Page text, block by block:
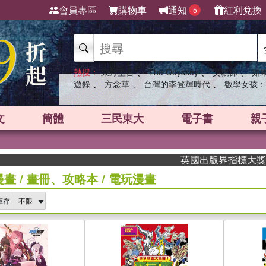
會員專區 購物車 通知 5 紅利兌換
熱搜： 東野圭吾 、 The Odyssey 、 父親節 、 如
遊錄 、 方念華 、 台灣的李登輝時代 、 數學女孩
簡體 三民東大 電子書 親
英國出版界指標大獎肯定！
畫/ 畫冊、攻略本/ 電玩漫畫
存